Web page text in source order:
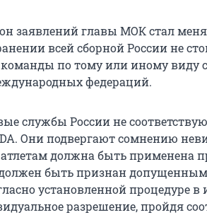
заявлений главы МОК стал
всей сборной России не
по тому или иному виду
федераций.
службы России не
Они подвергают сомнению
должна быть применена
быть признан
установленной процедуре
разрешение, пройдя